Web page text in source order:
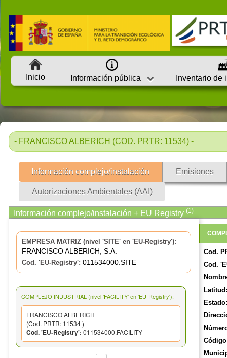
Inicio Información pública Inventario de
- FRANCISCO ALBERICH (COD. PRTR: 11534) -
Información complejo/instalación Emisiones
Autorizaciones Ambientales (AAI)
Información complejo/instalación + EU Registry (1)
EMPRESA MATRIZ (nivel 'SITE' en 'EU-Registry'):
FRANCISCO ALBERICH, S.A.
Cod. 'EU-Registry': 011534000.SITE
COMPLEJO INDUSTRIAL (nivel 'FACILITY' en 'EU-Registry'):
FRANCISCO ALBERICH
(Cod. PRTR: 11534 )
Cod. 'EU-Registry': 011534000.FACILITY
Cod.
Cod.
Latitud:
Estado: